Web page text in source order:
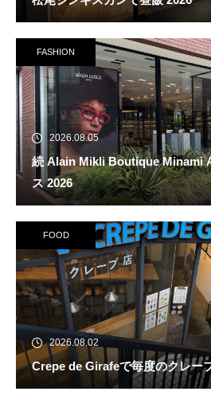
FASHION
2026.08.05
続 Alain Mikli Boutique Minami
ス 2026
FOOD
2026.08.02
Crepe de Girafeで毎度のクレー